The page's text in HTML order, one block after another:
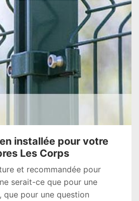
installée pour votre
Les Corps
et recommandée pour
serait-ce que pour une
que pour une question